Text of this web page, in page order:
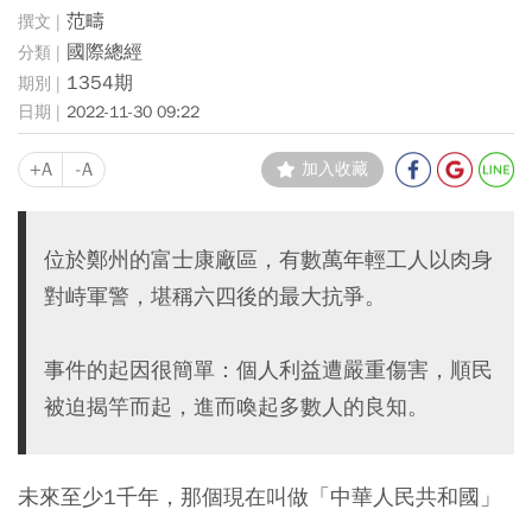
范疇
國際總經
1354期
2022-11-30 09:22
+A -A 加入收藏
位於鄭州的富士康廠區，有數萬年輕工人以肉身
對峙軍警，堪稱六四後的最大抗爭。
事件的起因很簡單：個人利益遭嚴重傷害，順民
被迫揭竿而起，進而喚起多數人的良知。
未來至少1千年，那個現在叫做「中華人民共和國」